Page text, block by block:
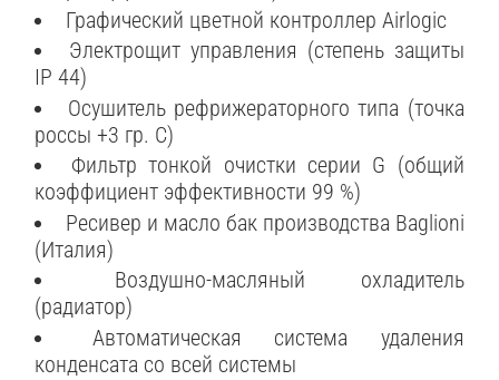
Графический цветной контроллер Airlogic
Электрощит управления (степень защиты
IP 44)
Осушитель рефрижераторного типа (точка
россы +3 гр. С)
Фильтр тонкой очистки серии G (общий
коэффициент эффективности 99 %)
Ресивер и масло бак производства Baglioni
(Италия)
Воздушно-масляный охладитель
(радиатор)
Автоматическая система удаления
конденсата со всей системы